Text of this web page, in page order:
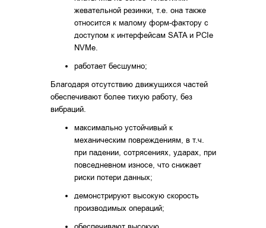
жевательной резинки, т.е. она также
относится к малому форм-фактору с
доступом к интерфейсам SATA и PCIe
NVMe.
работает бесшумно;
Благодаря отсутствию движущихся частей
обеспечивают более тихую работу, без
вибраций.
максимально устойчивый к
механическим повреждениям, в т.ч.
при падении, сотрясениях, ударах, при
повседневном износе, что снижает
риски потери данных;
демонстрируют высокую скорость
производимых операций;